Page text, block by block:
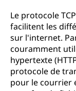
Le protocole
facilitent les
sur l'internet.
couramment
hypertexte
protocole de
pour le courrier